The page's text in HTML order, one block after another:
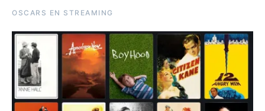
OSCARS EN STREAMING